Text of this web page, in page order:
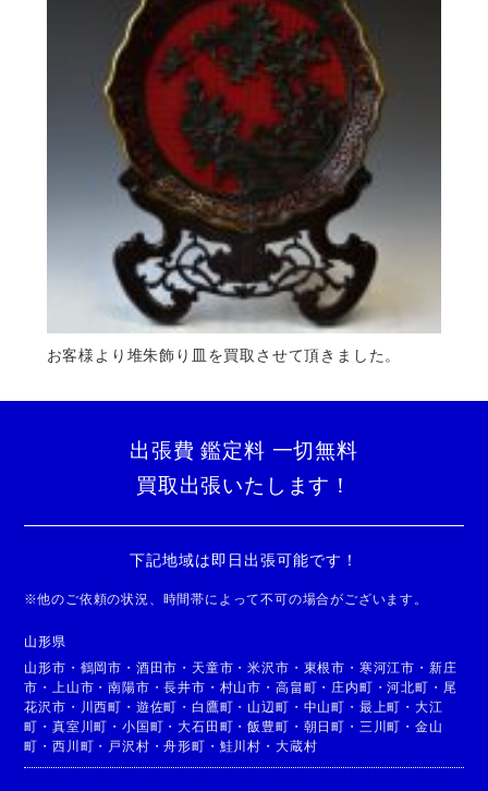
お客様より堆朱飾り皿を買取させて頂きました。
出張費 鑑定料 一切無料
買取出張いたします！
下記地域は即日出張可能です！
※他のご依頼の状況、時間帯によって不可の場合がございます。
山形県
山形市 ・ 鶴岡市 ・ 酒田市 ・ 天童市 ・米沢市 ・ 東根市 ・ 寒河江市 ・ 新庄
市 ・ 上山市 ・南陽市 ・長井市 ・ 村山市 ・ 高畠町 ・ 庄内町 ・河北町 ・ 尾
花沢市 ・ 川西町 ・ 遊佐町 ・ 白鷹町 ・ 山辺町 ・ 中山町 ・ 最上町 ・ 大江
町 ・真室川町 ・小国町 ・大石田町 ・飯豊町 ・ 朝日町 ・ 三川町 ・ 金山
町 ・西川町 ・ 戸沢村 ・舟形町 ・ 鮭川村 ・ 大蔵村